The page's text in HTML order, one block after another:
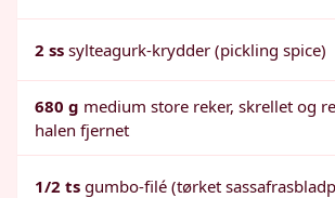
2 ss sylteagurk-krydder (pickling spice)
680 g medium store reker, skrellet og
halen fjernet
1/2 ts gumbo-filé (tørket